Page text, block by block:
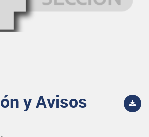
y Avisos